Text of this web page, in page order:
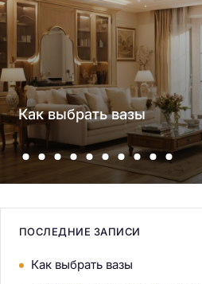
Как выбрать вазы
ПОСЛЕДНИЕ ЗАПИСИ
Как выбрать вазы